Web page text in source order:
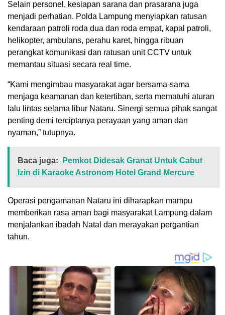
Selain personel, kesiapan sarana dan prasarana juga
menjadi perhatian. Polda Lampung menyiapkan ratusan
kendaraan patroli roda dua dan roda empat, kapal patroli,
helikopter, ambulans, perahu karet, hingga ribuan
perangkat komunikasi dan ratusan unit CCTV untuk
memantau situasi secara real time.
“Kami mengimbau masyarakat agar bersama-sama
menjaga keamanan dan ketertiban, serta mematuhi aturan
lalu lintas selama libur Nataru. Sinergi semua pihak sangat
penting demi terciptanya perayaan yang aman dan
nyaman,” tutupnya.
Baca juga:
Pemkot Didesak Granat Untuk Cabut
Izin di Karaoke Astronom Hotel Grand Mercure
Operasi pengamanan Nataru ini diharapkan mampu
memberikan rasa aman bagi masyarakat Lampung dalam
menjalankan ibadah Natal dan merayakan pergantian
tahun.